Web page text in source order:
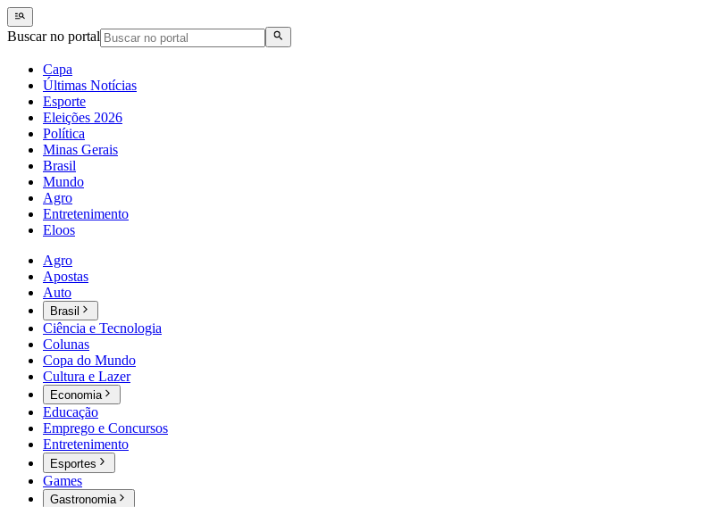
Buscar no portal
Capa
Últimas Notícias
Esporte
Eleições 2026
Política
Minas Gerais
Brasil
Mundo
Agro
Entretenimento
Eloos
Agro
Apostas
Auto
Brasil
Ciência e Tecnologia
Colunas
Copa do Mundo
Cultura e Lazer
Economia
Educação
Emprego e Concursos
Entretenimento
Esportes
Games
Gastronomia